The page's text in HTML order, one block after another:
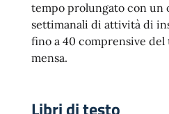
tempo prolungato con un
settimanali di attività di
fino a 40 comprensive
mensa.